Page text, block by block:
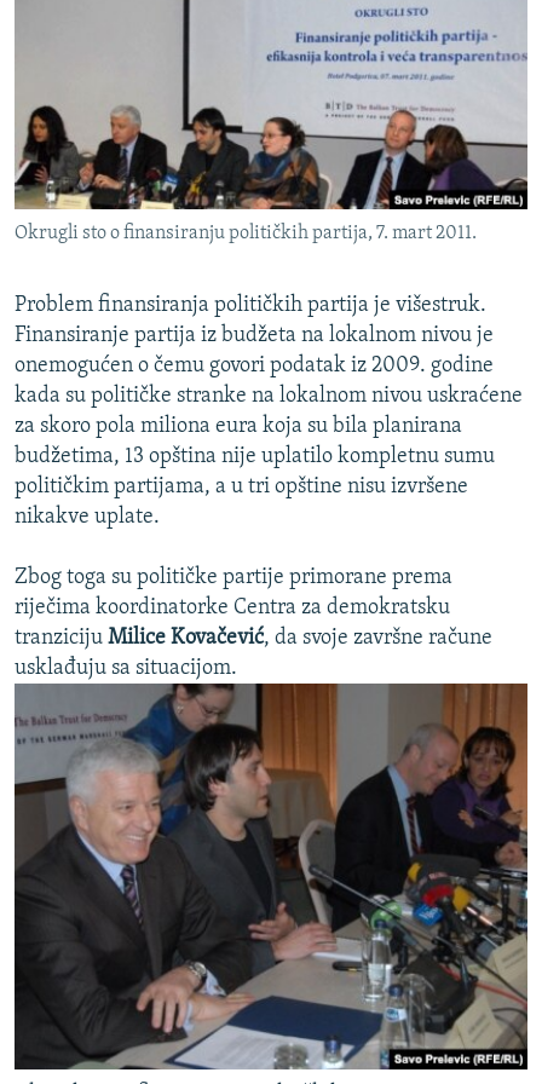
SPECIJALI RSE
VIŠE OD NASLOVA
GENOCID U SREBRENICI
POPLAVE I KLIZIŠTA U BIH 2024.
POST SCRIPTUM
MOJA EVROPA
TRI DECENIJE OD RATA U BIH
SVE KARTE DEJTONA
NASTANAK I RASPAD JUGOSLAVIJE
PRATITE NAS
Sve RFE/RL stranice
Okrugli sto o finansiranju političkih partija, 7. mart 2011.
Problem finansiranja političkih partija je višestruk.
Finansiranje partija iz budžeta na lokalnom nivou je
onemogućen o čemu govori podatak iz 2009. godine
kada su političke stranke na lokalnom nivou uskraćene
za skoro pola miliona eura koja su bila planirana
budžetima, 13 opština nije uplatilo kompletnu sumu
političkim partijama, a u tri opštine nisu izvršene
nikakve uplate.
Zbog toga su političke partije primorane prema
riječima koordinatorke Centra za demokratsku
tranziciju Milice Kovačević, da svoje završne račune
usklađuju sa situacijom.